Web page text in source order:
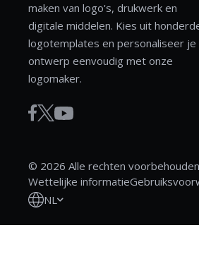
maken van logo's, drukwerk en
digitale middelen. Kies uit
logotemplates en personaliseer je
ontwerp eenvoudig met onze
logomaker.
© 2026 Alle rechten
Wettelijke informatie
NL